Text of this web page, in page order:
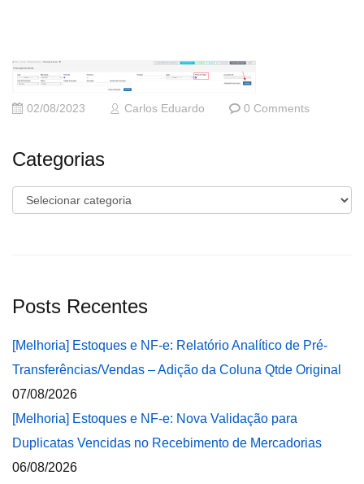
02/08/2023 Carlos Eduardo 0 Comments
Categorias
Categorias
Posts Recentes
[Melhoria] Estoques e NF-e: Relatório Analítico de Pré-
Transferências/Vendas – Adição da Coluna Qtde Original
07/08/2026
[Melhoria] Estoques e NF-e: Nova Validação para
Duplicatas Vencidas no Recebimento de Mercadorias
06/08/2026